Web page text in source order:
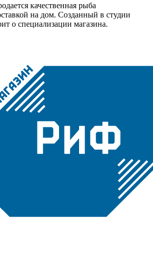
качественная рыба
на дом. Созданный в студии
о специализации магазина.